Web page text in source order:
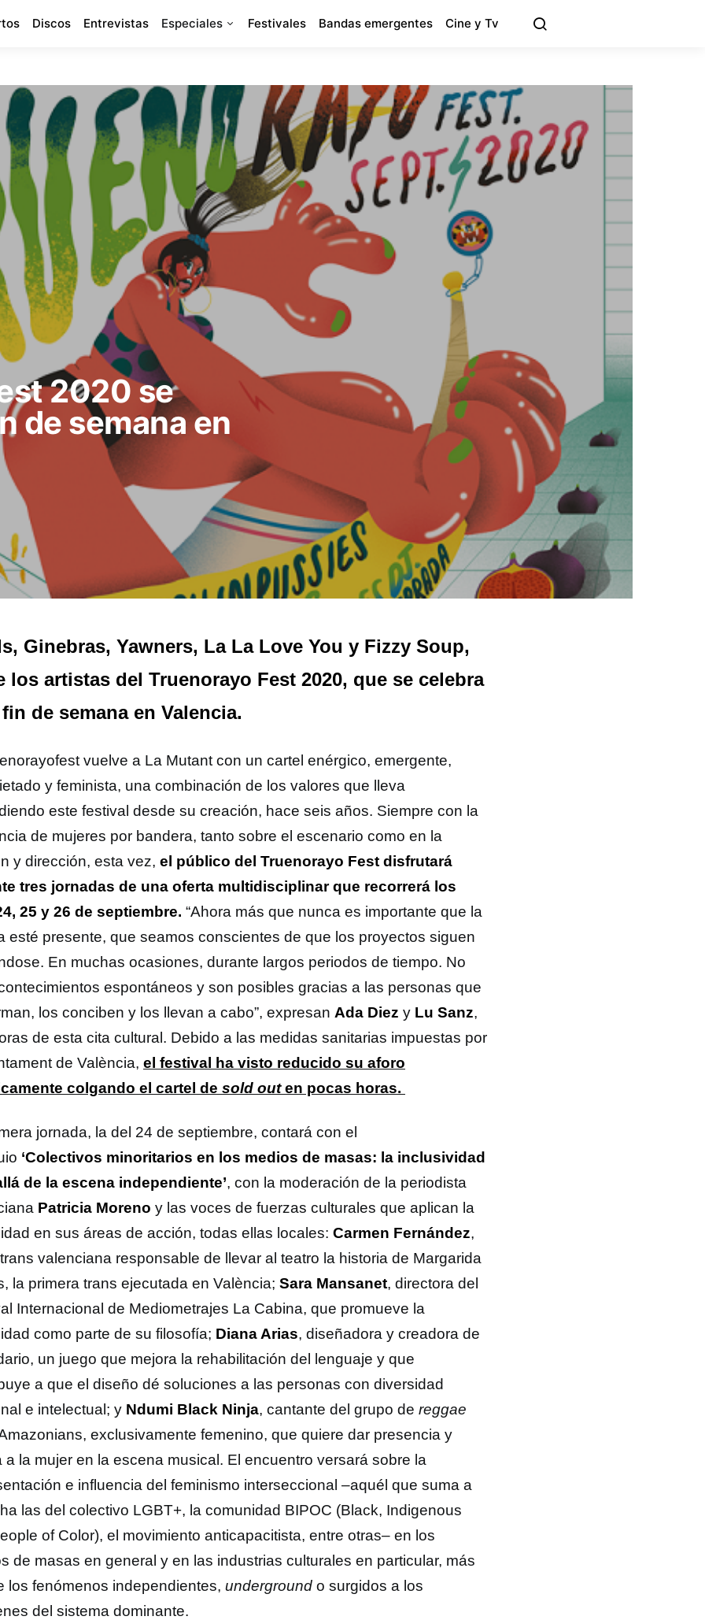
Discos Entrevistas Especiales Festivales Bandas emergentes Cine y Tv
2020 se
de semana en
Ginebras, Yawners, La La Love You y Fizzy Soup,
los artistas del Truenorayo Fest 2020, que se celebra
de semana en Valencia.
vuelve a La Mutant con un cartel enérgico, emergente,
y feminista, una combinación de los valores que lleva
este festival desde su creación, hace seis años. Siempre con la
de mujeres por bandera, tanto sobre el escenario como en la
y dirección, esta vez, el público del Truenorayo Fest disfrutará
tres jornadas de una oferta multidisciplinar que recorrerá los
25 y 26 de septiembre. “Ahora más que nunca es importante que la
esté presente, que seamos conscientes de que los proyectos siguen
En muchas ocasiones, durante largos periodos de tiempo. No
espontáneos y son posibles gracias a las personas que
los conciben y los llevan a cabo”, expresan Ada Diez y Lu Sanz,
de esta cita cultural. Debido a las medidas sanitarias impuestas por
de València, el festival ha visto reducido su aforo
colgando el cartel de sold outen pocas horas.
jornada, la del 24 de septiembre, contará con el
‘Colectivos minoritarios en los medios de masas: la inclusividad
de la escena independiente’, con la moderación de la periodista
Patricia Moreno y las voces de fuerzas culturales que aplican la
en sus áreas de acción, todas ellas locales: Carmen Fernández,
valenciana responsable de llevar al teatro la historia de Margarida
la primera trans ejecutada en València; Sara Mansanet, directora del
Internacional de Mediometrajes La Cabina, que promueve la
como parte de su filosofía; Diana Arias, diseñadora y creadora de
un juego que mejora la rehabilitación del lenguaje y que
a que el diseño dé soluciones a las personas con diversidad
e intelectual; y Ndumi Black Ninja, cantante del grupo de reggae
exclusivamente femenino, que quiere dar presencia y
a la mujer en la escena musical. El encuentro versará sobre la
e influencia del feminismo interseccional –aquél que suma a
las del colectivo LGBT+, la comunidad BIPOC (Black, Indigenous
of Color), el movimiento anticapacitista, entre otras– en los
de masas en general y en las industrias culturales en particular, más
los fenómenos independientes, underground o surgidos a los
del sistema dominante.